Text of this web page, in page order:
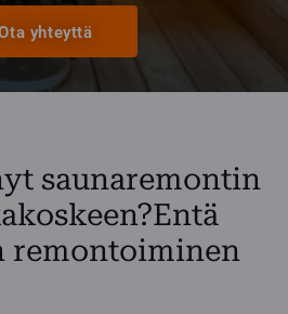
yhteyttä
saunaremontin
remontoiminen